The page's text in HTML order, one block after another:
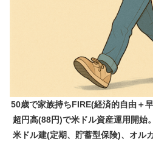
50歳で家族持ちFIRE(経済的自由＋
超円高(88円)で米ドル資産運用開始
米ドル建(定期、貯蓄型保険)、オル